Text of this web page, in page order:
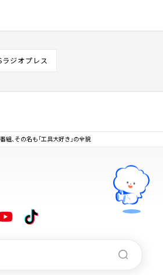
ジオプレス
、その名も「工具大好き」の全貌